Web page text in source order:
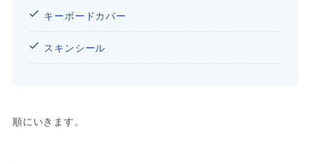
キーボードカバー
スキンシール
順にいきます。